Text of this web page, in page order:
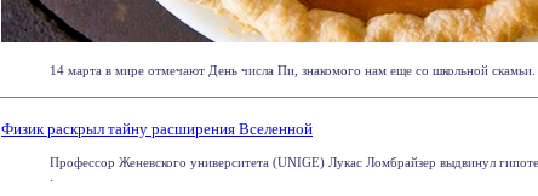
14 марта в мире отмечают День числа Пи, знакомого нам еще со школьной
Физик раскрыл тайну расширения Вселенной
Профессор Женевского университета (UNIGE) Лукас Ломбрайзер выдвинул